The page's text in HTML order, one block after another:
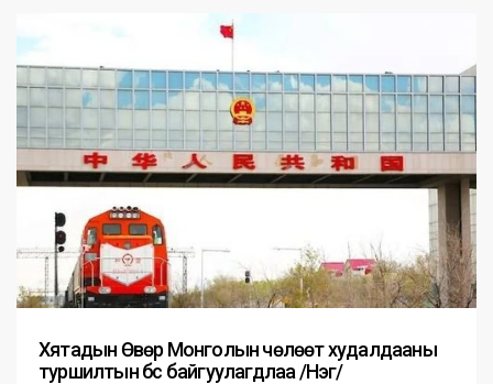
Хятадын Өвөр Монголын чөлөөт худалдааны
туршилтын бүс байгуулагдлаа /Нэг/